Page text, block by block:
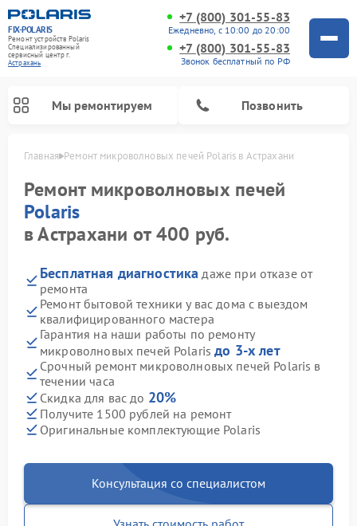
FIX-POLARIS
Ремонт устройств Polaris
Специализированный
cервисный центр г.
Астрахань
+7 (800) 301-55-83
Ежедневно, с 10:00 до 20:00
+7 (800) 301-55-83
Звонок бесплатный по РФ
Мы ремонтируем Позвонить
Главная Ремонт микроволновых печей Polaris в Астрахани
Ремонт микроволновых печей
Polaris
в Астрахани от 400 руб.
Бесплатная диагностика даже при отказе от
ремонта
Ремонт бытовой техники у вас дома с выездом
квалифицированного мастера
Гарантия на наши работы по ремонту
микроволновых печей Polarisдо 3-х лет
Срочный ремонт микроволновых печей Polaris в
течении часа
Скидка для вас до 20%
Получите 1500 рублей на ремонт
Оригинальные комплектующие Polaris
Консультация со специалистом